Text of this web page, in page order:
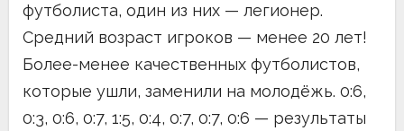
футболиста, один из них — легионер.
Средний возраст игроков — менее 20 лет!
Более-менее качественных футболистов,
которые ушли, заменили на молодёжь. 0:6,
0:3, 0:6, 0:7, 1:5, 0:4, 0:7, 0:7, 0:6 — результаты